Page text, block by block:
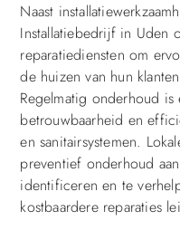
Naast
Installatiebedrijf in Uden
reparatiediensten om
de huizen van hun
Regelmatig onderhoud
betrouwbaarheid en
en sanitairsystemen.
preventief onderhoud
identificeren en te
kostbaardere reparaties